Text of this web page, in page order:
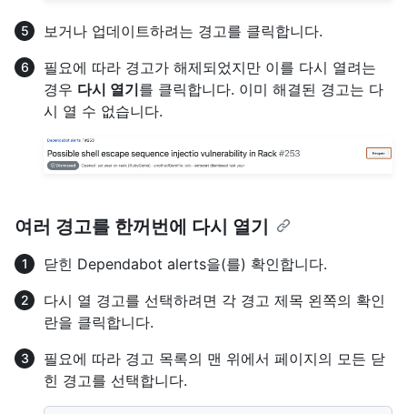
보거나 업데이트하려는 경고를 클릭합니다.
필요에 따라 경고가 해제되었지만 이를 다시 열려는
경우 다시 열기를 클릭합니다. 이미 해결된 경고는 다
시 열 수 없습니다.
여러 경고를 한꺼번에 다시 열기
닫힌 Dependabot alerts을(를) 확인합니다.
다시 열 경고를 선택하려면 각 경고 제목 왼쪽의 확인
란을 클릭합니다.
필요에 따라 경고 목록의 맨 위에서 페이지의 모든 닫
힌 경고를 선택합니다.